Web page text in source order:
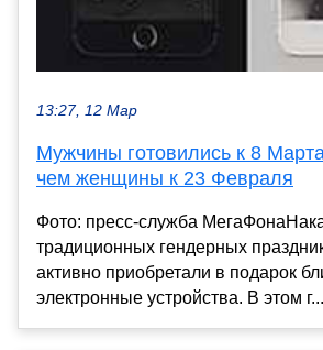
13:27, 12 Мар
Мужчины готовились к 8
чем женщины к 23 Февраля
Фото: пресс-служба
традиционных гендерных
активно приобретали в подарок
электронные устройства. В этом г...